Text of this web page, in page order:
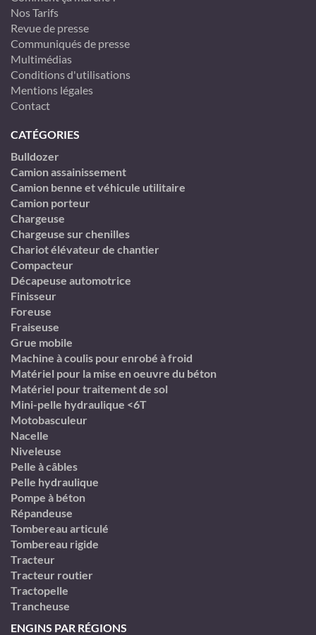
Nos Tarifs
Revue de presse
Communiqués de presse
Multimédias
Conditions d'utilisations
Mentions légales
Contact
CATÉGORIES
Bulldozer
Camion assainissement
Camion benne et véhicule utilitaire
Camion porteur
Chargeuse
Chargeuse sur chenilles
Chariot élévateur de chantier
Compacteur
Décapeuse automotrice
Finisseur
Foreuse
Fraiseuse
Grue mobile
Machine à coulis pour enrobé à froid
Matériel pour la mise en oeuvre du béton
Matériel pour traitement de sol
Mini-pelle hydraulique <6T
Motobasculeur
Nacelle
Niveleuse
Pelle à câbles
Pelle hydraulique
Pompe à béton
Répandeuse
Tombereau articulé
Tombereau rigide
Tracteur
Tracteur routier
Tractopelle
Trancheuse
ENGINS PAR RÉGIONS